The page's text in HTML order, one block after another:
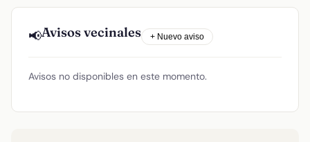
📢Avisos vecinales + Nuevo aviso
Avisos no disponibles en este momento.